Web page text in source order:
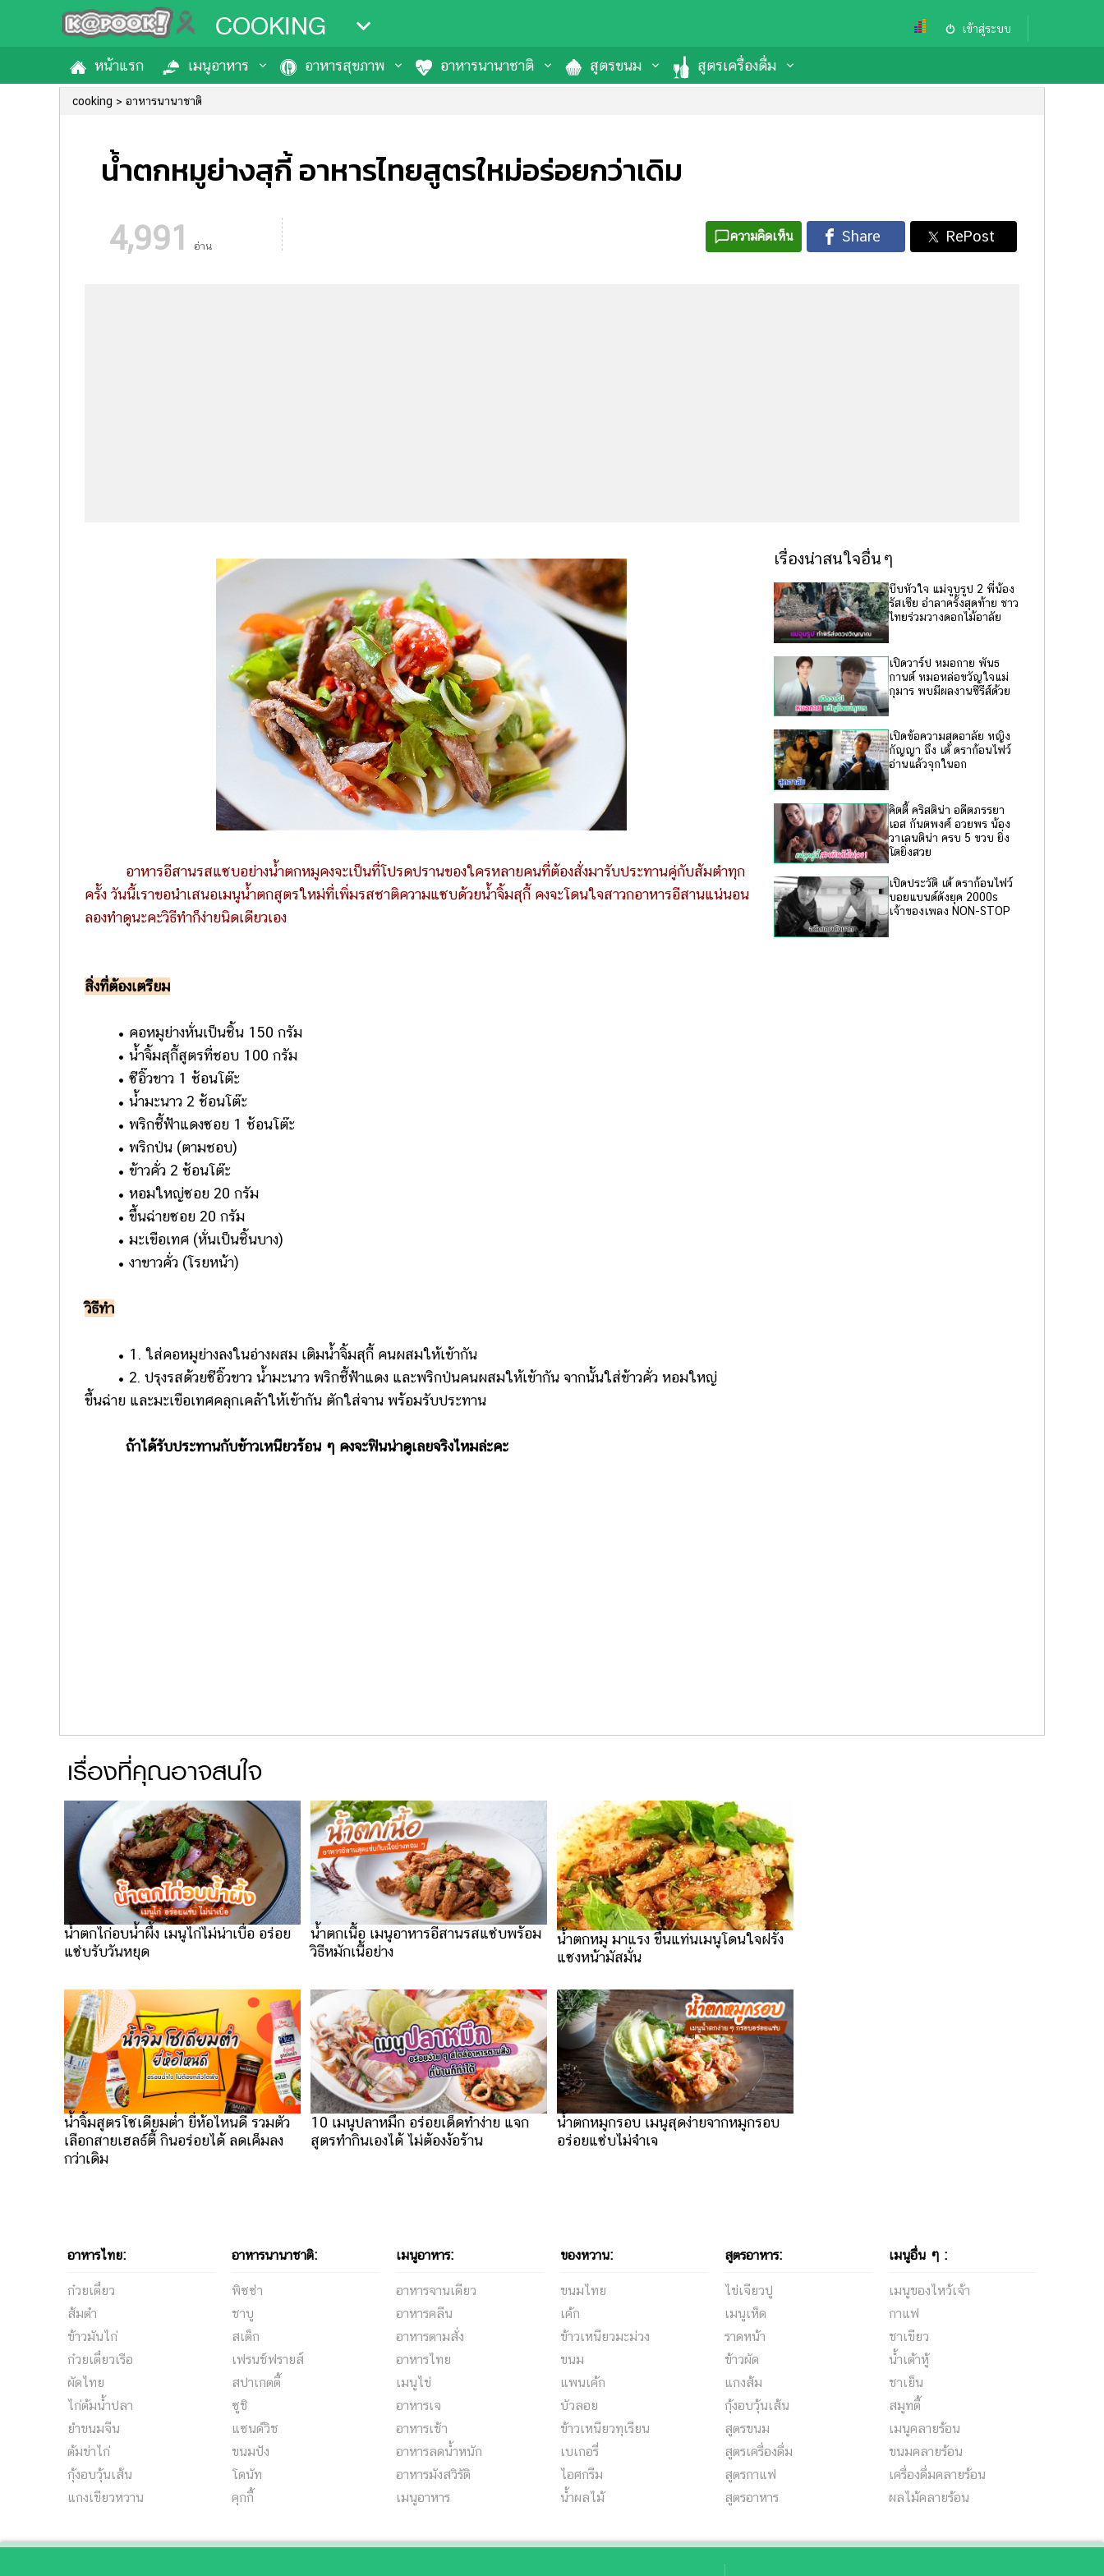
COOKING เข้าสู่ระบบ
หน้าแรก เมนูอาหาร อาหารสุขภาพ อาหารนานาชาติ สูตรขนม สูตรเครื่องดื่ม
cooking อาหารนานาชาติ
น้ำตกหมูย่างสุกี้ อาหารไทยสูตรใหม่อร่อยกว่าเดิม
4,991 อ่าน
ความคิดเห็น
อาหารอีสานรสแซบอย่างน้ำตกหมูคงจะเป็นที่โปรดปรานของใครหลายคนที่ต้องสั่งมารับประทานคู่กับส้มตำทุก
ครั้ง วันนี้เราขอนำเสนอเมนูน้ำตกสูตรใหม่ที่เพิ่มรสชาติความแซบด้วยน้ำจิ้มสุกี้ คงจะโดนใจสาวกอาหารอีสานแน่นอน
ลองทำดูนะคะวิธีทำก็ง่ายนิดเดียวเอง
สิ่งที่ต้องเตรียม
• คอหมูย่างหั่นเป็นชิ้น 150 กรัม
• น้ำจิ้มสุกี้สูตรที่ชอบ 100 กรัม
• ซีอิ๊วขาว 1 ช้อนโต๊ะ
• น้ำมะนาว 2 ช้อนโต๊ะ
• พริกชี้ฟ้าแดงซอย 1 ช้อนโต๊ะ
• พริกป่น (ตามชอบ)
• ข้าวคั่ว 2 ช้อนโต๊ะ
• หอมใหญ่ซอย 20 กรัม
• ขึ้นฉ่ายซอย 20 กรัม
• มะเขือเทศ (หั่นเป็นชิ้นบาง)
• งาขาวคั่ว (โรยหน้า)
วิธีทำ
• 1. ใส่คอหมูย่างลงในอ่างผสม เติมน้ำจิ้มสุกี้ คนผสมให้เข้ากัน
• 2. ปรุงรสด้วยซีอิ๊วขาว น้ำมะนาว พริกชี้ฟ้าแดง และพริกป่นคนผสมให้เข้ากัน จากนั้นใส่ข้าวคั่ว หอมใหญ่
ขึ้นฉ่าย และมะเขือเทศคลุกเคล้าให้เข้ากัน ตักใส่จาน พร้อมรับประทาน
ถ้าได้รับประทานกับข้าวเหนียวร้อน ๆ คงจะฟินน่าดูเลยจริงไหมล่ะคะ
เรื่องน่าสนใจอื่นๆ
บีบหัวใจ แม่จูบรูป 2 พี่น้อง
รัสเซีย อำลาครั้งสุดท้าย ชาว
ไทยร่วมวางดอกไม้อาลัย
เปิดวาร์ป หมอกาย พันธ
กานต์ หมอหล่อขวัญใจแม่
กุมาร พบมีผลงานซีรีส์ด้วย
เปิดข้อความสุดอาลัย หญิง
กัญญา ถึง เต้ ดราก้อนไฟว์
อ่านแล้วจุกในอก
คิตตี้ คริสติน่า อดีตภรรยา
เอส กันตพงศ์ อวยพร น้อง
วาเลนติน่า ครบ 5 ขวบ ยิ่ง
โตยิ่งสวย
เปิดประวัติ เต้ ดราก้อนไฟว์
บอยแบนด์ดังยุค 2000s
เจ้าของเพลง NON-STOP
เรื่องที่คุณอาจสนใจ
น้ำตกไก่อบน้ำผึ้ง เมนูไก่ไม่น่าเบื่อ อร่อย
แซ่บรับวันหยุด
น้ำตกเนื้อ เมนูอาหารอีสานรสแซ่บพร้อม
วิธีหมักเนื้อย่าง
น้ำตกหมู มาแรง ขึ้นแท่นเมนูโดนใจฝรั่ง
แซงหน้ามัสมั่น
น้ำจิ้มสูตรโซเดียมต่ำ ยี่ห้อไหนดี รวมตัว
เลือกสายเฮลธ์ตี้ กินอร่อยได้ ลดเค็มลง
กว่าเดิม
10 เมนูปลาหมึก อร่อยเด็ดทำง่าย แจก
สูตรทำกินเองได้ ไม่ต้องง้อร้าน
น้ำตกหมูกรอบ เมนูสุดง่ายจากหมูกรอบ
อร่อยแซ่บไม่จำเจ
อาหารไทย:
ก๋วยเตี๋ยว
ส้มตำ
ข้าวมันไก่
ก๋วยเตี๋ยวเรือ
ผัดไทย
ไก่ต้มน้ำปลา
ยำขนมจีน
ต้มข่าไก่
กุ้งอบวุ้นเส้น
แกงเขียวหวาน
อาหารนานาชาติ:
พิซซ่า
ชาบู
สเต็ก
เฟรนช์ฟรายส์
สปาเกตตี้
ซูชิ
แซนด์วิช
ขนมปัง
โดนัท
คุกกี้
เมนูอาหาร:
อาหารจานเดียว
อาหารคลีน
อาหารตามสั่ง
อาหารไทย
เมนูไข่
อาหารเจ
อาหารเช้า
อาหารลดน้ำหนัก
อาหารมังสวิรัติ
เมนูอาหาร
ของหวาน:
ขนมไทย
เค้ก
ข้าวเหนียวมะม่วง
ขนม
แพนเค้ก
บัวลอย
ข้าวเหนียวทุเรียน
เบเกอรี่
ไอศกรีม
น้ำผลไม้
สูตรอาหาร:
ไข่เจียวปู
เมนูเห็ด
ราดหน้า
ข้าวผัด
แกงส้ม
กุ้งอบวุ้นเส้น
สูตรขนม
สูตรเครื่องดื่ม
สูตรกาแฟ
สูตรอาหาร
เมนูอื่น ๆ :
เมนูของไหว้เจ้า
กาแฟ
ชาเขียว
น้ำเต้าหู้
ชาเย็น
สมูทตี้
เมนูคลายร้อน
ขนมคลายร้อน
เครื่องดื่มคลายร้อน
ผลไม้คลายร้อน